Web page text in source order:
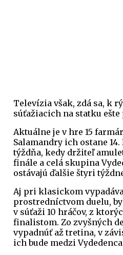
Televízia však, zdá sa, k
súťažiacich na statku
Aktuálne je v hre 15
Salamandry ich ostane 14.
týždňa, kedy držiteľ
finále a celá skupina
ostávajú ďalšie štyri
Aj pri klasickom
prostredníctvom duelu,
v súťaži 10 hráčov, z
finalistom. Zo zvyšných
vypadnúť až tretina, v
ich bude medzi